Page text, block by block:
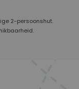
2-persoonshut.